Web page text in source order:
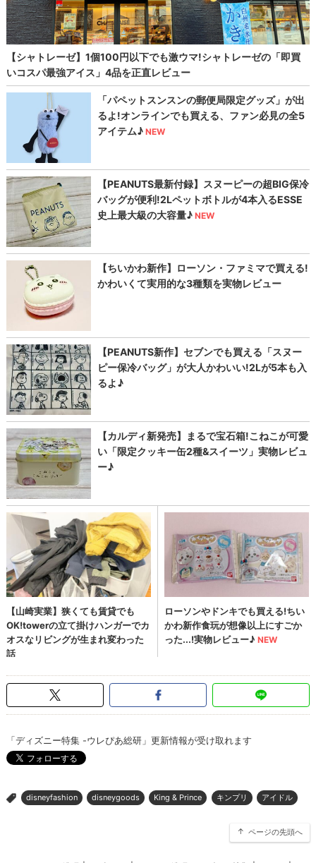
「ディズニー特集 -ウレぴあ総研」更新情報が受け取れます
> disneyfashion disneygoods King & Prince キンプリ アイドル
ページの先頭へ